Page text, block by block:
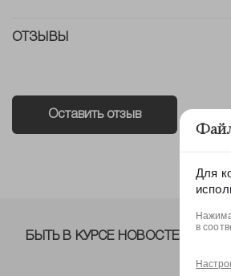
ОТЗЫВЫ
Оставить отзыв
БЫТЬ В КУРСЕ НОВОСТЕЙ ОТ
Для
в